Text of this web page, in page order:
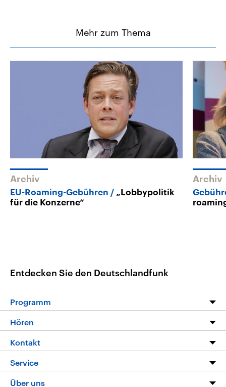
Mehr zum Thema
Archiv
EU-Roaming-Gebühren
„Lobbypolitik
für die Konzerne“
Archiv
Entdecken Sie den Deutschlandfunk
Programm
Programm
Die Nachrichten
Nachrichtenleicht
Neue Beiträge auf dlf.de
Hören
Livestream
Podcasts
Kontakt
Hörerservice
Service
FAQ
Über uns